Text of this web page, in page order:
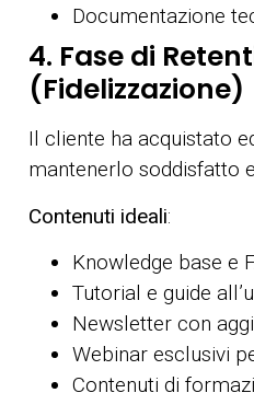
Documentazione
4. Fase di
(Fidelizzazione)
Il cliente ha acquistato
mantenerlo soddisfatto
Contenuti ideali:
Knowledge base e
Tutorial e guide
Newsletter con
Webinar esclusivi
Contenuti di